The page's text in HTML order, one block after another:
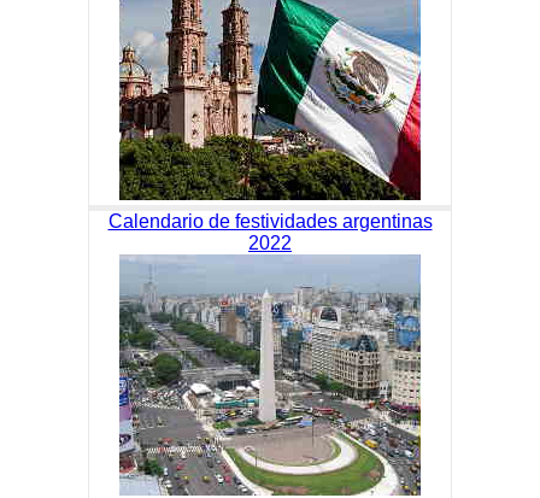
Calendario de festividades argentinas
2022